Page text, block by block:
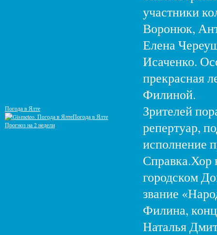
участники
Воронюк,
Елена
Исаченко.
прекрасная
Филиной.
Зрителей
репертуар,
исполнение
Справка.Хор
городском
звание
Филина,
Наталья
Погода в Ялте
Погода в Ялте
Прогноз на 2 недели